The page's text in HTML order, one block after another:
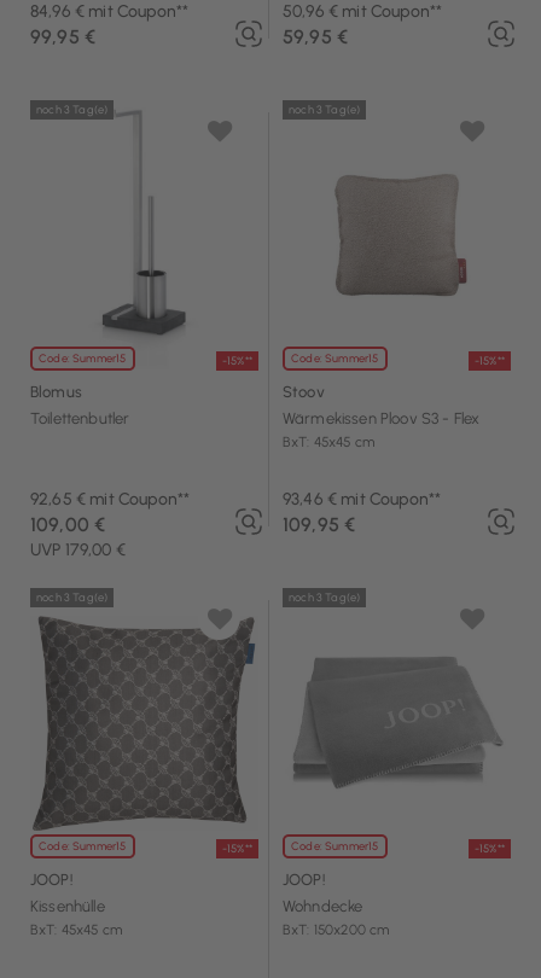
84,96 € mit Coupon**
99,95 €
50,96 € mit Coupon**
59,95 €
Code: Summer15 -15%**
noch 3 Tag(e)
Blomus
Toilettenbutler
92,65 € mit Coupon**
UVP 179,00 €
109,00 €
Code: Summer15 -15%**
noch 3 Tag(e)
Stoov
Wärmekissen Ploov S3 - Flex
BxT: 45x45 cm
93,46 € mit Coupon**
109,95 €
Code: Summer15 -15%**
noch 3 Tag(e)
JOOP!
Kissenhülle
BxT: 45x45 cm
Code: Summer15 -15%**
noch 3 Tag(e)
JOOP!
Wohndecke
BxT: 150x200 cm